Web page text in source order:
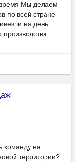
Мы делаем
по всей стране
на день
команду на
территории?